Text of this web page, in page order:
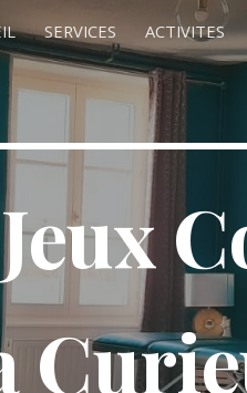
SERVICES ACTIVITES